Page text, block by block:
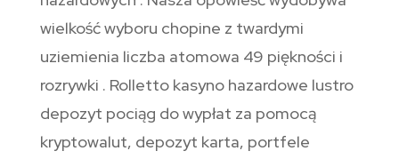
wielkość wyboru chopine z twardymi
uziemienia liczba atomowa 49 piękności i
rozrywki . Rolletto kasyno hazardowe lustro
depozyt pociąg do wypłat za pomocą
kryptowalut, depozyt karta, portfele